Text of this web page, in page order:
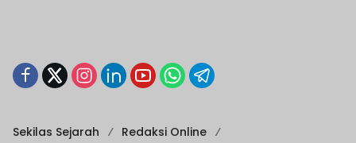
Sekilas Sejarah
Redaksi Online